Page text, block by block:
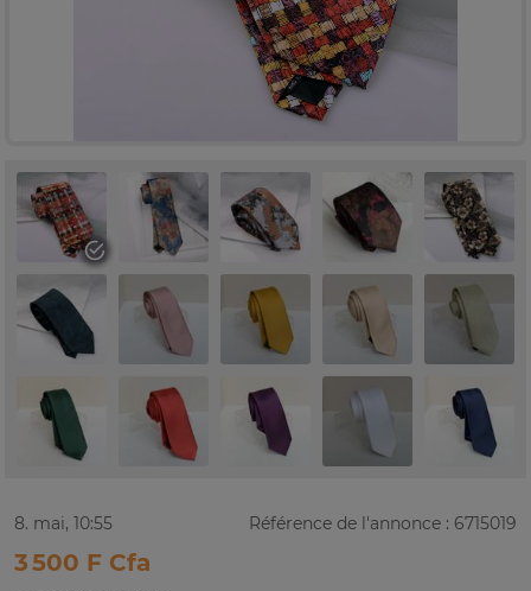
8. mai, 10:55 Référence de l'annonce : 6715019
3 500 F Cfa